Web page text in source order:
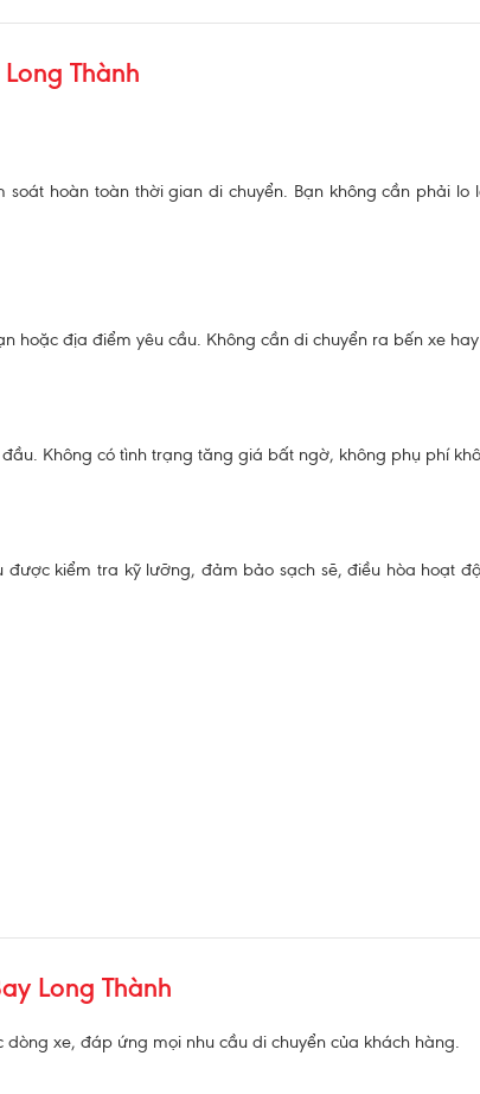
Thành
soát hoàn toàn thời gian di chuyển. Bạn không cần phải
hoặc địa điểm yêu cầu. Không cần di chuyển ra bến xe
Không có tình trạng tăng giá bất ngờ, không phụ phí
được kiểm tra kỹ lưỡng, đảm bảo sạch sẽ, điều hòa hoạt
Long Thành
xe, đáp ứng mọi nhu cầu di chuyển của khách hàng.